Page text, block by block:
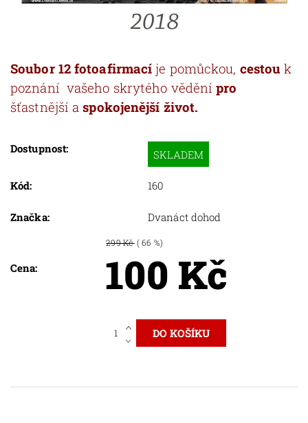
Soubor 12 fotoafirmací je pomůckou, cestou k
poznání vašeho skrytého věděnípro
šťastnější aspokojenější život.
Dostupnost: SKLADEM
Kód: 160
Značka: Dvanáct dohod
Cena:
299 Kč ( 66 %)
100 Kč